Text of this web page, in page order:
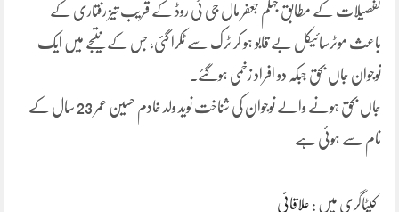
تفصیلات کے مطابق جہلم جعفر مال جی ٹی روڈ کے قریب تیز رفتاری کے
باعث موٹرسائیکل بے قابو ہو کر ٹرک سے ٹکرا گئی، جس کے نتیجے میں ایک
نوجوان جاں بحق جبکہ دو افراد زخمی ہوگئے۔
جاں بحق ہونے والے نوجوان کی شناخت نوید ولد خادم حسین عمر 23 سال کے
نام سے ہوئی ہے
کیٹاگری میں : علاقائی